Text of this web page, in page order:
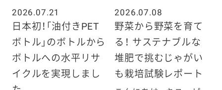
2026.07.21
日本初！「油付きPET
ボトル」のボトルから
ボトルへの水平リサ
イクルを実現しまし
2026.07.08
野菜から野菜を育て
る！ サステナブルな
堆肥で挑むじゃがい
も栽培試験レポート